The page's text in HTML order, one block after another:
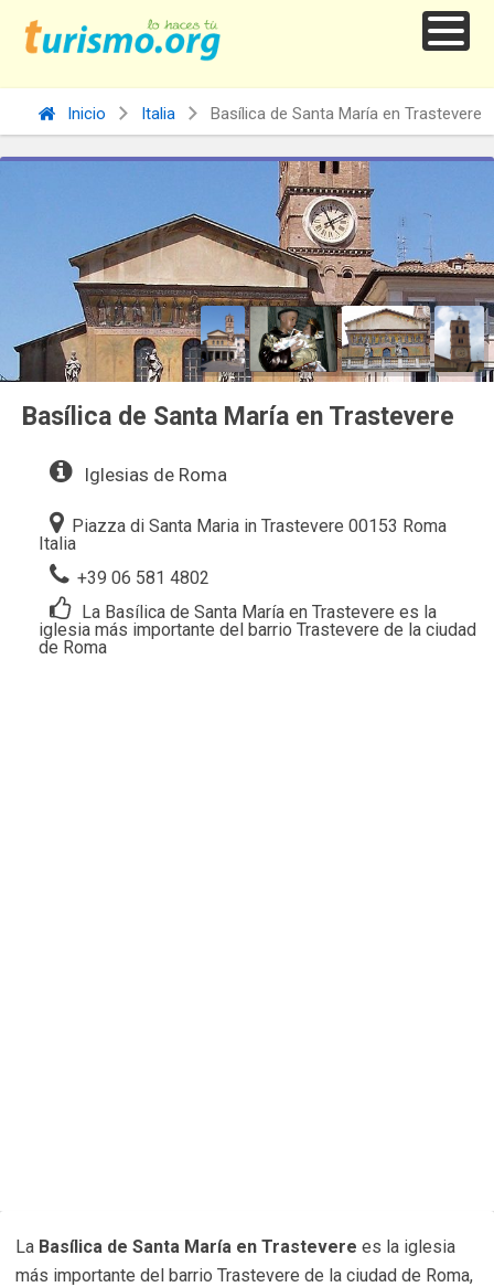
Inicio Italia Basílica de Santa María en Trastevere
Basílica de Santa María en Trastevere
Iglesias de Roma
Piazza di Santa Maria in Trastevere 00153 Roma
Italia
+39 06 581 4802
La Basílica de Santa María en Trastevere es la
iglesia más importante del barrio Trastevere de la ciudad
de Roma
La Basílica de Santa María en Trastevere es la iglesia
más importante del barrio Trastevere de la ciudad de Roma,